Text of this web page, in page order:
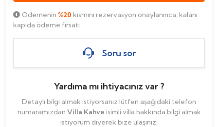
Ödemenin %20 kısmını rezervasyon onaylanınca, kalanı
kapıda ödeme fırsatı
Soru sor
Yardıma mı ihtiyacınız var ?
Detaylı bilgi almak istiyorsanız lütfen aşağıdaki telefon
numaramızdan Villa Kahve isimli villa hakkında bilgi almak
istiyorum diyerek bize ulaşınız.